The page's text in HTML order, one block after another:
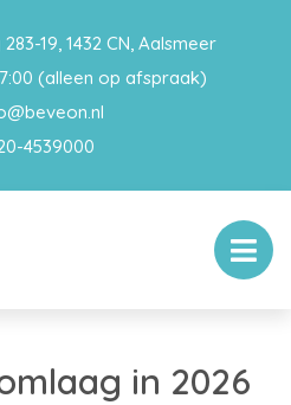
19, 1432 CN, Aalsmeer
(alleen op afspraak)
4539000
in 2026